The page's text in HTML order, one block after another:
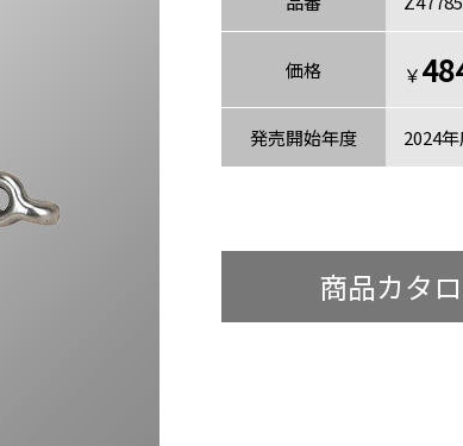
価格 ￥
発売開始年度 2024
商品カタ